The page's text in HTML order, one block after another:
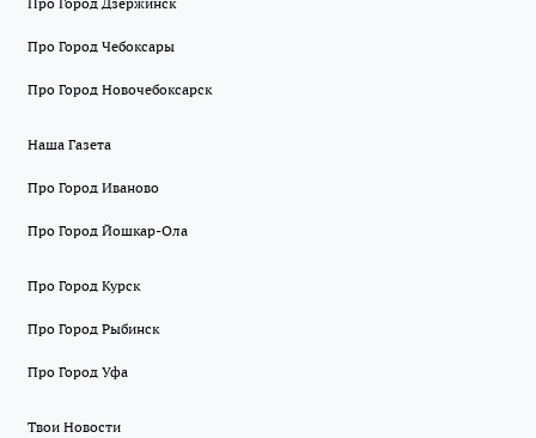
Про Город Чебоксары
Про Город Новочебоксарск
Наша Газета
Про Город Иваново
Про Город Йошкар-Ола
Про Город Курск
Про Город Рыбинск
Про Город Уфа
Твои Новости